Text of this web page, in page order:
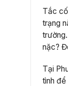
Tắc
trạng
nặc?
Tại
tình